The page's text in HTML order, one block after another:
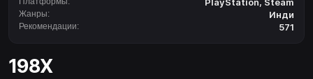
Жанры: Инди
Рекомендации: 571
198X